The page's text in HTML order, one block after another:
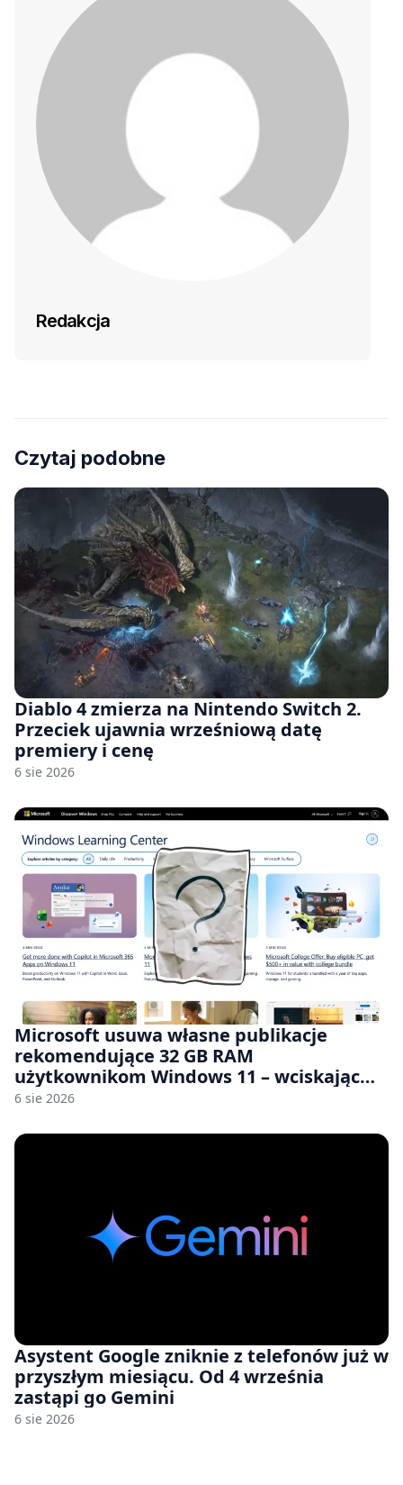
Redakcja
Czytaj podobne
Diablo 4 zmierza na Nintendo Switch 2.
Przeciek ujawnia wrześniową datę
premiery i cenę
6 sie 2026
Microsoft usuwa własne publikacje
rekomendujące 32 GB RAM
użytkownikom Windows 11 – wciskając
nam przy tym komputery z 8 GB RAM po
6 sie 2026
Asystent Google zniknie z telefonów już w
przyszłym miesiącu. Od 4 września
zastąpi go Gemini
6 sie 2026